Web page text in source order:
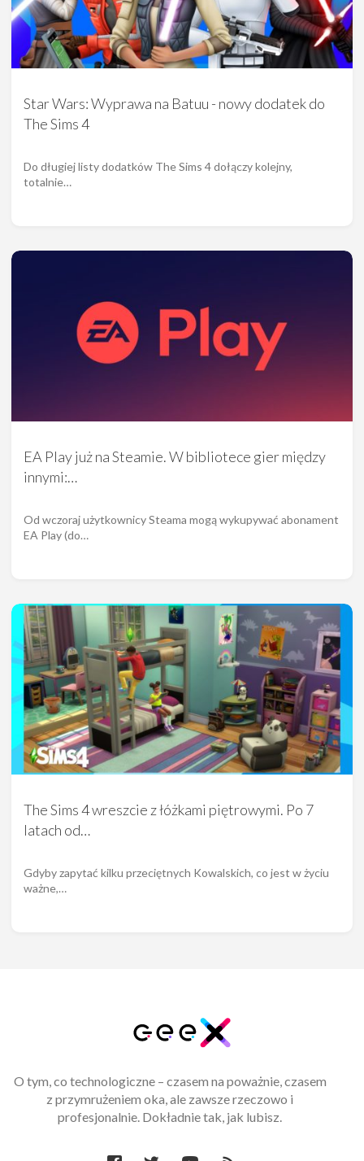
Star Wars: Wyprawa na Batuu - nowy dodatek do
The Sims 4
Do długiej listy dodatków The Sims 4 dołączy kolejny,
totalnie…
EA Play już na Steamie. W bibliotece gier między
innymi:…
Od wczoraj użytkownicy Steama mogą wykupywać abonament
EA Play (do…
The Sims 4 wreszcie z łóżkami piętrowymi. Po 7
latach od…
Gdyby zapytać kilku przeciętnych Kowalskich, co jest w życiu
ważne,…
O tym, co technologiczne – czasem na poważnie, czasem
z przymrużeniem oka, ale zawsze rzeczowo i
profesjonalnie. Dokładnie tak, jak lubisz.